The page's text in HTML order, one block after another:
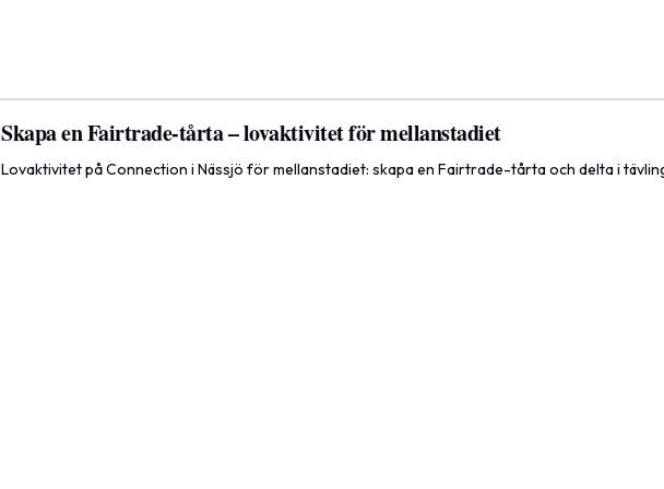
Skapa en Fairtrade-tårta – lovaktivitet för mellanstadiet
Lovaktivitet på Connection i Nässjö för mellanstadiet: skapa en Fairtrade-tårta och delta i